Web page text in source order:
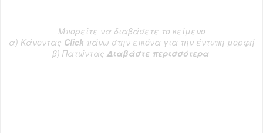
Μπορείτε να διαβάσετε το κείμενο
α) Κάνοντας Click πάνω στην εικόνα για την έντυπη μορφή
β) Πατώντας Διαβάστε περισσότερα